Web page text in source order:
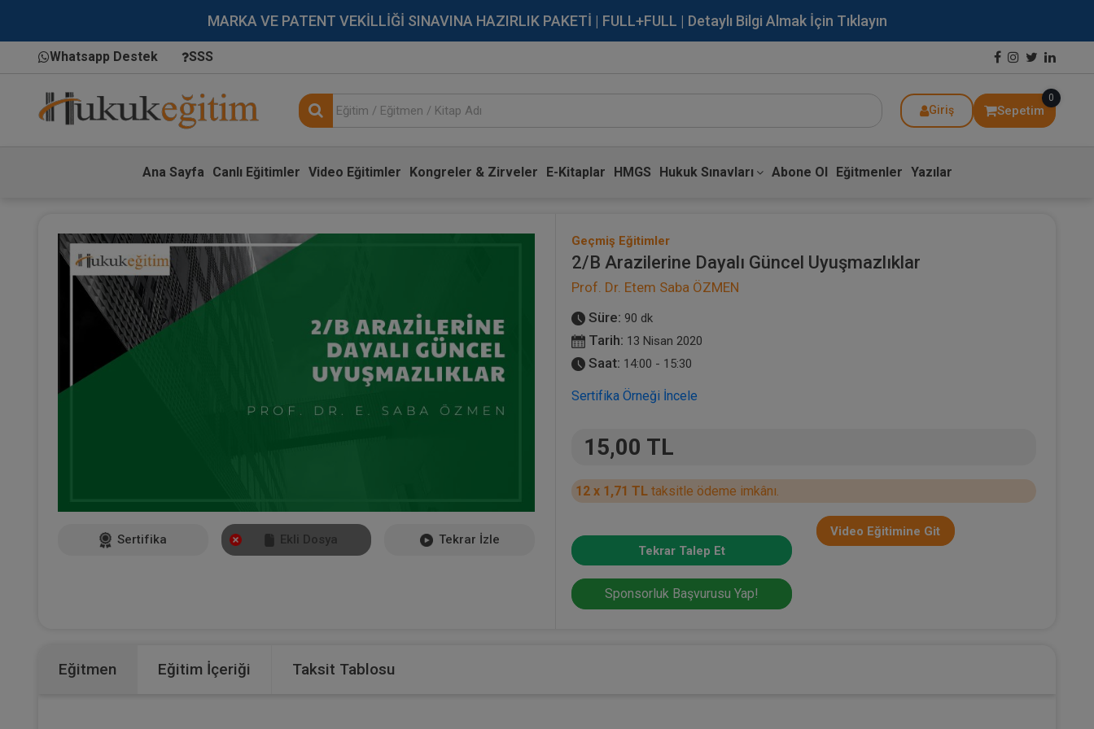
MARKA VE PATENT VEKİLLİĞİ SINAVINA HAZIRLIK PAKETİ | FULL+FULL | Detaylı Bilgi Almak İçin Tıklayın
Whatsapp Destek SSS
Giriş Sepetim
0
Ana Sayfa Canlı Eğitimler Video Eğitimler Kongreler & Zirveler E-Kitaplar HMGS Hukuk Sınavları Abone Ol Eğitmenler Yazılar
Sertifika Ekli Dosya Tekrar İzle
Geçmiş Eğitimler
2/B Arazilerine Dayalı Güncel Uyuşmazlıklar
Prof. Dr. Etem Saba ÖZMEN
Süre: 90 dk
Tarih: 13 Nisan 2020
Saat: 14:00 - 15:30
Sertifika Örneği İncele
15,00 TL
12 x 1,71 TL taksitle ödeme imkânı.
Tekrar Talep Et
Video Eğitimine Git
Sponsorluk Başvurusu Yap!
Eğitmen Eğitim İçeriği Taksit Tablosu